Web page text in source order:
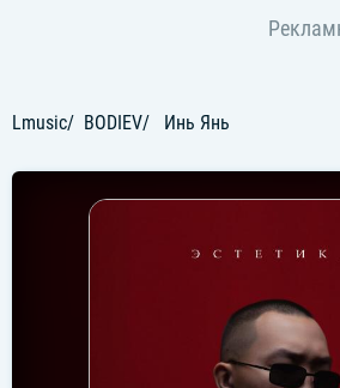
Lmusic BODIEV Инь Янь